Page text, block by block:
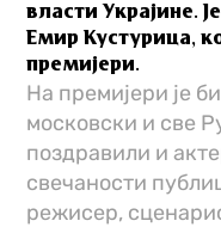
власти Украјине.
Емир Кустурица,
премијери.
На премијери је
московски и све
поздравили и
свечаности
режисер,